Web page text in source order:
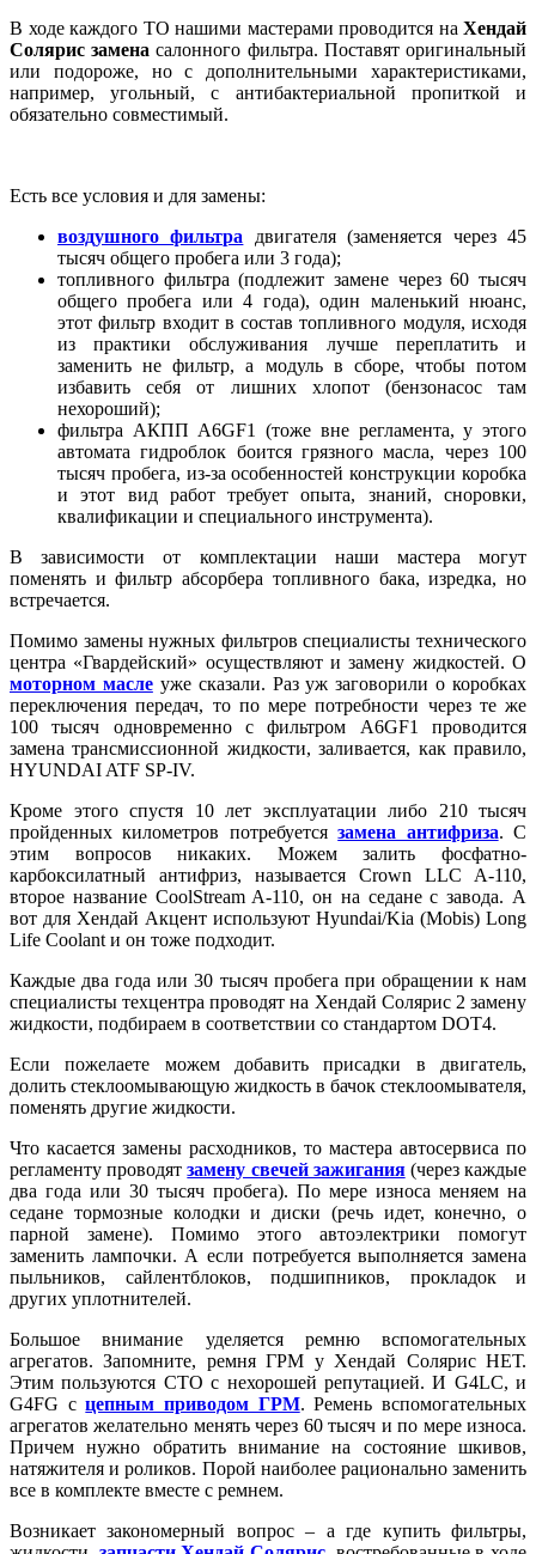
В ходе каждого ТО нашими мастерами проводится на Хендай
Солярис замена салонного фильтра. Поставят оригинальный
или подороже, но с дополнительными характеристиками,
например, угольный, с антибактериальной пропиткой и
обязательно совместимый.
Есть все условия и для замены:
воздушного фильтра двигателя (заменяется через 45
тысяч общего пробега или 3 года);
топливного фильтра (подлежит замене через 60 тысяч
общего пробега или 4 года), один маленький нюанс,
этот фильтр входит в состав топливного модуля, исходя
из практики обслуживания лучше переплатить и
заменить не фильтр, а модуль в сборе, чтобы потом
избавить себя от лишних хлопот (бензонасос там
нехороший);
фильтра АКПП A6GF1 (тоже вне регламента, у этого
автомата гидроблок боится грязного масла, через 100
тысяч пробега, из-за особенностей конструкции коробка
и этот вид работ требует опыта, знаний, сноровки,
квалификации и специального инструмента).
В зависимости от комплектации наши мастера могут
поменять и фильтр абсорбера топливного бака, изредка, но
встречается.
Помимо замены нужных фильтров специалисты технического
центра «Гвардейский» осуществляют и замену жидкостей. О
моторном маслеуже сказали. Раз уж заговорили о коробках
переключения передач, то по мере потребности через те же
100 тысяч одновременно с фильтром A6GF1 проводится
замена трансмиссионной жидкости, заливается, как правило,
HYUNDAI ATF SP-IV.
Кроме этого спустя 10 лет эксплуатации либо 210 тысяч
пройденных километров потребуетсязамена антифриза. С
этим вопросов никаких. Можем залить фосфатно-
карбоксилатный антифриз, называется Crown LLC A-110,
второе название CoolStream A-110, он на седане с завода. А
вот для Хендай Акцент используют Hyundai/Kia (Mobis) Long
Life Coolant и он тоже подходит.
Каждые два года или 30 тысяч пробега при обращении к нам
специалисты техцентра проводят на Хендай Солярис 2 замену
жидкости, подбираем в соответствии со стандартом DOT4.
Если пожелаете можем добавить присадки в двигатель,
долить стеклоомывающую жидкость в бачок стеклоомывателя,
поменять другие жидкости.
Что касается замены расходников, то мастера автосервиса по
регламенту проводятзамену свечей зажигания(через каждые
два года или 30 тысяч пробега). По мере износа меняем на
седане тормозные колодки и диски (речь идет, конечно, о
парной замене). Помимо этого автоэлектрики помогут
заменить лампочки. А если потребуется выполняется замена
пыльников, сайлентблоков, подшипников, прокладок и
других уплотнителей.
Большое внимание уделяется ремню вспомогательных
агрегатов. Запомните, ремня ГРМ у Хендай Солярис НЕТ.
Этим пользуются СТО с нехорошей репутацией. И G4LC, и
G4FG сцепным приводом ГРМ. Ремень вспомогательных
агрегатов желательно менять через 60 тысяч и по мере износа.
Причем нужно обратить внимание на состояние шкивов,
натяжителя и роликов. Порой наиболее рационально заменить
все в комплекте вместе с ремнем.
Возникает закономерный вопрос – а где купить фильтры,